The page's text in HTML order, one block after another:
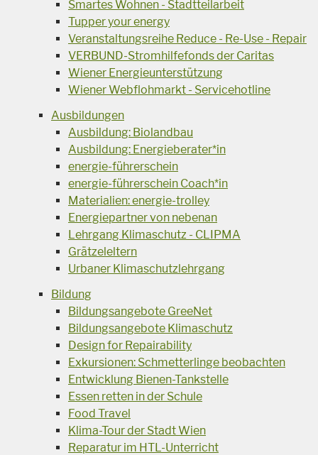
Smartes Wohnen - Stadtteilarbeit
Tupper your energy
Veranstaltungsreihe Reduce - Re-Use - Repair
VERBUND-Stromhilfefonds der Caritas
Wiener Energieunterstützung
Wiener Webflohmarkt - Servicehotline
Ausbildungen
Ausbildung: Biolandbau
Ausbildung: Energieberater*in
energie-führerschein
energie-führerschein Coach*in
Materialien: energie-trolley
Energiepartner von nebenan
Lehrgang Klimaschutz - CLIPMA
Grätzeleltern
Urbaner Klimaschutzlehrgang
Bildung
Bildungsangebote GreeNet
Bildungsangebote Klimaschutz
Design for Repairability
Exkursionen: Schmetterlinge beobachten
Entwicklung Bienen-Tankstelle
Essen retten in der Schule
Food Travel
Klima-Tour der Stadt Wien
Reparatur im HTL-Unterricht